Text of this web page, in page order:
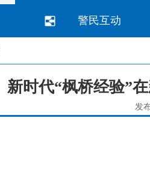
警民互动
新时代“枫桥经验”
发